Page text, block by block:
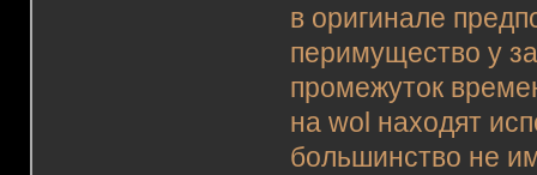
в оригинале
перимущество у
промежуток
на wol находят
большинство не